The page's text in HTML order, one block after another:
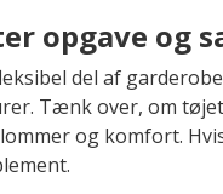
opgave og
del af
Tænk over, om
og komfort.